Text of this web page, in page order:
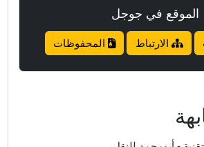
في جوجل
الارتباط المحفوظات